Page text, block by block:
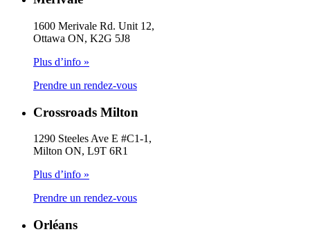
1600 Merivale Rd. Unit 12,
Ottawa ON, K2G 5J8
Plus d’info »
Prendre un rendez-vous
Crossroads Milton
1290 Steeles Ave E #C1-1,
Milton ON, L9T 6R1
Plus d’info »
Prendre un rendez-vous
Orléans